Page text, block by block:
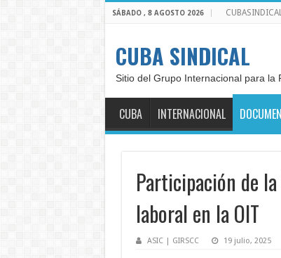
SÁBADO , 8 AGOSTO 2026
CUBA SINDICAL
Sitio del Grupo Internacional para la
CUBA INTERNACIONAL
Participación de
laboral en la OIT
ASIC | GIRSCC 19 julio, 2025